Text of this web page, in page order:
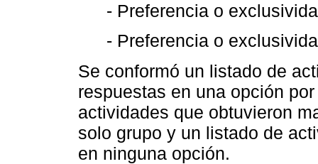
- Preferencia o
- Preferencia o
Se conformó un listado de
respuestas en una opción
actividades que obtuvieron
solo grupo y un listado de
en ninguna opción.